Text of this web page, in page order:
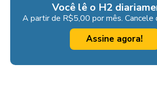
Você lê o H2
A partir de R$5,00 por mês. Cancele
Assine agora!